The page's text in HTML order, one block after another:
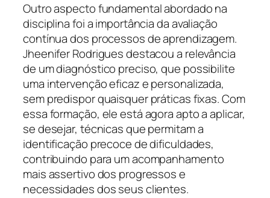
Outro aspecto fundamental abordado na
disciplina foi a importância da avaliação
contínua dos processos de aprendizagem.
Jheenifer Rodrigues destacou a relevância
de um diagnóstico preciso, que possibilite
uma intervenção eficaz e personalizada,
sem predispor quaisquer práticas fixas. Com
essa formação, ele está agora apto a aplicar,
se desejar, técnicas que permitam a
identificação precoce de dificuldades,
contribuindo para um acompanhamento
mais assertivo dos progressos e
necessidades dos seus clientes.